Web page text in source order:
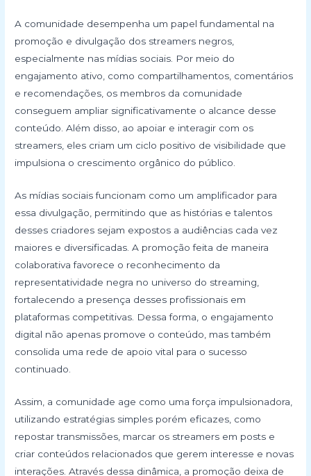
A comunidade desempenha um papel fundamental na
promoção e divulgação dos streamers negros,
especialmente nas mídias sociais. Por meio do
engajamento ativo, como compartilhamentos, comentários
e recomendações, os membros da comunidade
conseguem ampliar significativamente o alcance desse
conteúdo. Além disso, ao apoiar e interagir com os
streamers, eles criam um ciclo positivo de visibilidade que
impulsiona o crescimento orgânico do público.
As mídias sociais funcionam como um amplificador para
essa divulgação, permitindo que as histórias e talentos
desses criadores sejam expostos a audiências cada vez
maiores e diversificadas. A promoção feita de maneira
colaborativa favorece o reconhecimento da
representatividade negra no universo do streaming,
fortalecendo a presença desses profissionais em
plataformas competitivas. Dessa forma, o engajamento
digital não apenas promove o conteúdo, mas também
consolida uma rede de apoio vital para o sucesso
continuado.
Assim, a comunidade age como uma força impulsionadora,
utilizando estratégias simples porém eficazes, como
repostar transmissões, marcar os streamers em posts e
criar conteúdos relacionados que gerem interesse e novas
interações. Através dessa dinâmica, a promoção deixa de